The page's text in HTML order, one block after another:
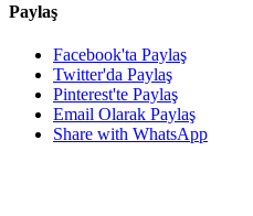
Paylaş
Facebook'ta Paylaş
Twitter'da Paylaş
Pinterest'te Paylaş
Email Olarak Paylaş
Share with WhatsApp